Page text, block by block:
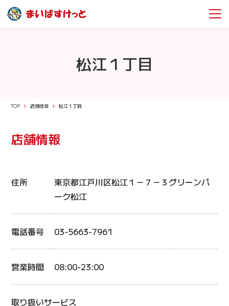
松江１丁目
TOP 店舗情報 松江１丁目
店舗情報
住所
東京都江戸川区松江１－７－３グリーンパ
ーク松江
電話番号 03-5663-7961
営業時間 08:00-23:00
取り扱いサービス